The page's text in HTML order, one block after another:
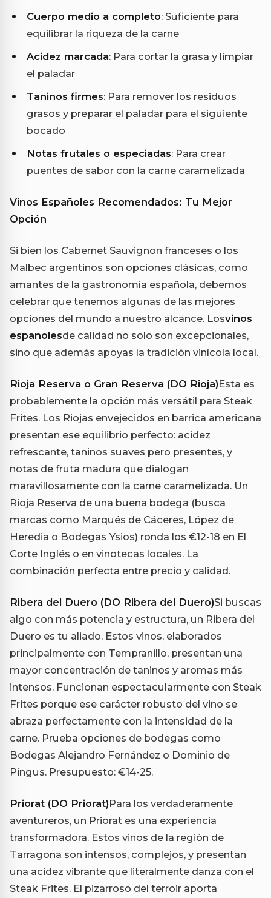
Cuerpo medio a completo: Suficiente para
equilibrar la riqueza de la carne
Acidez marcada: Para cortar la grasa y limpiar
el paladar
Taninos firmes: Para remover los residuos
grasos y preparar el paladar para el siguiente
bocado
Notas frutales o especiadas: Para crear
puentes de sabor con la carne caramelizada
Vinos Españoles Recomendados: Tu Mejor
Opción
Si bien los Cabernet Sauvignon franceses o los
Malbec argentinos son opciones clásicas, como
amantes de la gastronomía española, debemos
celebrar que tenemos algunas de las mejores
opciones del mundo a nuestro alcance. Losvinos
españolesde calidad no solo son excepcionales,
sino que además apoyas la tradición vinícola local.
Rioja Reserva o Gran Reserva (DO Rioja)Esta es
probablemente la opción más versátil para Steak
Frites. Los Riojas envejecidos en barrica americana
presentan ese equilibrio perfecto: acidez
refrescante, taninos suaves pero presentes, y
notas de fruta madura que dialogan
maravillosamente con la carne caramelizada. Un
Rioja Reserva de una buena bodega (busca
marcas como Marqués de Cáceres, López de
Heredia o Bodegas Ysios) ronda los €12-18 en El
Corte Inglés o en vinotecas locales. La
combinación perfecta entre precio y calidad.
Ribera del Duero (DO Ribera del Duero)Si buscas
algo con más potencia y estructura, un Ribera del
Duero es tu aliado. Estos vinos, elaborados
principalmente con Tempranillo, presentan una
mayor concentración de taninos y aromas más
intensos. Funcionan espectacularmente con Steak
Frites porque ese carácter robusto del vino se
abraza perfectamente con la intensidad de la
carne. Prueba opciones de bodegas como
Bodegas Alejandro Fernández o Dominio de
Pingus. Presupuesto: €14-25.
Priorat (DO Priorat)Para los verdaderamente
aventureros, un Priorat es una experiencia
transformadora. Estos vinos de la región de
Tarragona son intensos, complejos, y presentan
una acidez vibrante que literalmente danza con el
Steak Frites. El pizarroso del terroir aporta